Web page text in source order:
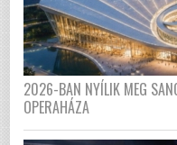
2026-BAN NYÍLIK MEG
OPERAHÁZA